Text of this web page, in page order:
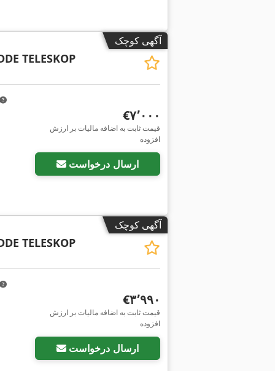
آگهی کوچک
TELESKOP
‎€۷٬۰۰۰
قیمت ثابت به اضافه مالیات بر ارزش
افزوده
ارسال درخواست
آگهی کوچک
TELESKOP
‎€۳٬۹۹۰
قیمت ثابت به اضافه مالیات بر ارزش
افزوده
ارسال درخواست